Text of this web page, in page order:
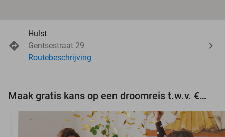
Hulst
Gentsestraat 29
Routebeschrijving
Maak gratis kans op een droomreis t.w.v. €3.000!